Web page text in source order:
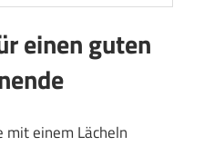
einen guten
mit einem Lächeln